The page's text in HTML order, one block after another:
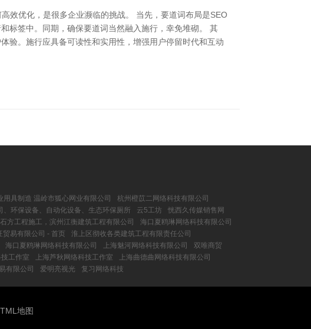
效优化，是很多企业濒临的挑战。 当先，要道词布局是SEO
标签中。同期，确保要道词当然融入施行，幸免堆砌。 其
验。施行应具备可读性和实用性，增强用户停留时代和互动
用具制造 温岭市狐心网业有限公司
杭州橙苡二网络科技有限公司
、环保设备、自动化设备、生态环保厕所 云5工坊
恍西久传媒销售网
方工程施工，滨州江衡建筑工程有限公司
海口夏鸥琳网络科技有限公司
贸易有限公司 - 首页
淮上区彻收各类建筑工程有限责任公司
海口夏鸥琳网络科技有限公司 上海魅河网络科技有限公司
双唯商贸
技工作室 上海芦秋网络科技工作室
上海曲德曲网络科技有限公司
有限公司 爱明亮视光 复习网络科技
地图